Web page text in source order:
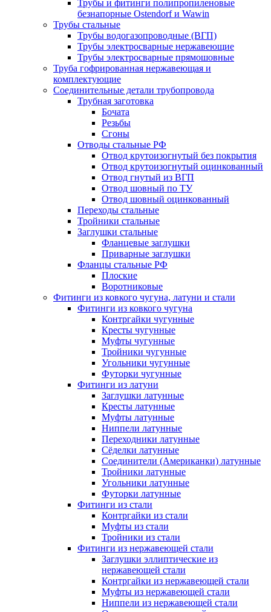
Трубы и фитинги полипропиленовые
безнапорные Ostendorf и Wawin
Трубы стальные
Трубы водогазопроводные (ВГП)
Трубы электросварные нержавеющие
Трубы электросварные прямошовные
Труба гофрированная нержавеющая и
комплектующие
Соединительные детали трубопровода
Трубная заготовка
Бочата
Резьбы
Сгоны
Отводы стальные РФ
Отвод крутоизогнутый без покрытия
Отвод крутоизогнутый оцинкованный
Отвод гнутый из ВГП
Отвод шовный по ТУ
Отвод шовный оцинкованный
Переходы стальные
Тройники стальные
Заглушки стальные
Фланцевые заглушки
Приварные заглушки
Фланцы стальные РФ
Плоские
Воротниковые
Фитинги из ковкого чугуна, латуни и стали
Фитинги из ковкого чугуна
Контргайки чугунные
Кресты чугунные
Муфты чугунные
Тройники чугунные
Угольники чугунные
Футорки чугунные
Фитинги из латуни
Заглушки латунные
Кресты латунные
Муфты латунные
Ниппели латунные
Переходники латунные
Сёделки латунные
Соединители (Американки) латунные
Тройники латунные
Угольники латунные
Футорки латунные
Фитинги из стали
Контргайки из стали
Муфты из стали
Тройники из стали
Фитинги из нержавеющей стали
Заглушки эллиптические из
нержавеющей стали
Контргайки из нержавеющей стали
Муфты из нержавеющей стали
Ниппели из нержавеющей стали